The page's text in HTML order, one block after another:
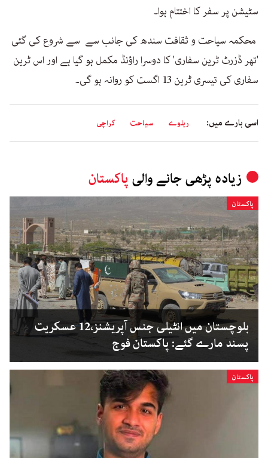
سٹیشن پر سفر کا اختتام ہوا۔
محکمہ سیاحت و ثقافت سندھ کی جانب سے سے شروع کی گئی
'تھر ڈزرٹ ٹرین سفاری' کا دوسرا راؤنڈ مکمل ہو گیا ہے اور اس ٹرین
سفاری کی تیسری ٹرین 13 اگست کو روانہ ہو گی۔
اسی بارے میں: ریلوے سیاحت کراچی
زیادہ پڑھی جانے والی پاکستان
پاکستان
بلوچستان میں انٹیلی جنس آپریشنز،12 عسکریت
پسند مارے گئے: پاکستان فوج
پاکستان